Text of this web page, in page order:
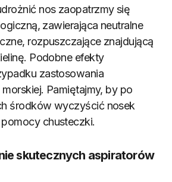
nos zaopatrzmy się
zawierająca neutralne
rozpuszczające znajdującą
Podobne efekty
zastosowania
Pamiętajmy, by po
środków wyczyścić nosek
chusteczki.
skutecznych aspiratorów